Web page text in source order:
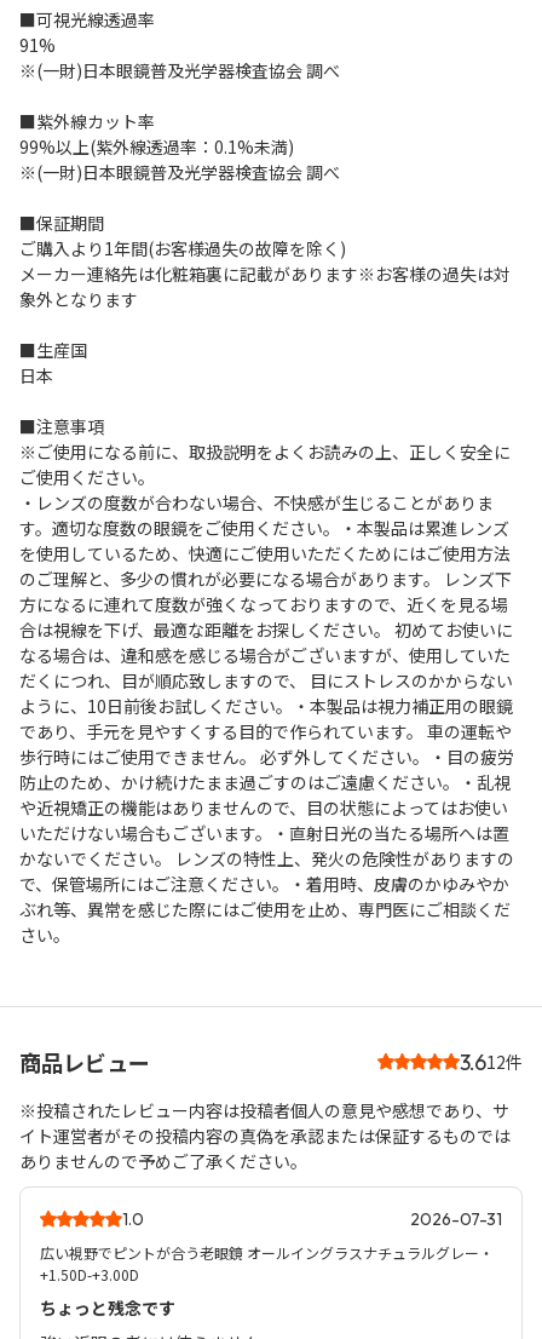
■可視光線透過率
91%
※(一財)日本眼鏡普及光学器検査協会 調べ
■紫外線カット率
99%以上(紫外線透過率：0.1%未満)
※(一財)日本眼鏡普及光学器検査協会 調べ
■保証期間
ご購入より1年間(お客様過失の故障を除く)
メーカー連絡先は化粧箱裏に記載があります※お客様の過失は対
象外となります
■生産国
日本
■注意事項
※ご使用になる前に、取扱説明をよくお読みの上、正しく安全に
ご使用ください。
・レンズの度数が合わない場合、不快感が生じることがありま
す。適切な度数の眼鏡をご使用ください。・本製品は累進レンズ
を使用しているため、快適にご使用いただくためにはご使用方法
のご理解と、多少の慣れが必要になる場合があります。 レンズ下
方になるに連れて度数が強くなっておりますので、近くを見る場
合は視線を下げ、最適な距離をお探しください。 初めてお使いに
なる場合は、違和感を感じる場合がございますが、使用していた
だくにつれ、目が順応致しますので、 目にストレスのかからない
ように、10日前後お試しください。・本製品は視力補正用の眼鏡
であり、手元を見やすくする目的で作られています。 車の運転や
歩行時にはご使用できません。 必ず外してください。・目の疲労
防止のため、かけ続けたまま過ごすのはご遠慮ください。・乱視
や近視矯正の機能はありませんので、目の状態によってはお使い
いただけない場合もございます。・直射日光の当たる場所へは置
かないでください。 レンズの特性上、発火の危険性がありますの
で、保管場所にはご注意ください。・着用時、皮膚のかゆみやか
ぶれ等、異常を感じた際にはご使用を止め、専門医にご相談くだ
さい。
商品レビュー 3.612件
※投稿されたレビュー内容は投稿者個人の意見や感想であり、サ
イト運営者がその投稿内容の真偽を承認または保証するものでは
ありませんので予めご了承ください。
1.0 2026-07-31
広い視野でピントが合う老眼鏡 オールイングラスナチュラルグレー・
+1.50D-+3.00D
ちょっと残念です